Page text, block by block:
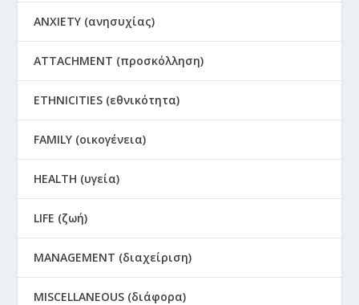
ANXIETY (ανησυχίας)
ATTACHMENT (προσκόλληση)
ETHNICITIES (εθνικότητα)
FAMILY (οικογένεια)
HEALTH (υγεία)
LIFE (ζωή)
MANAGEMENT (διαχείριση)
MISCELLANEOUS (διάφορα)